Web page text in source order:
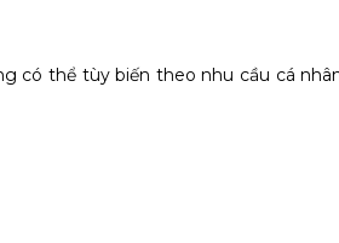
có thể tùy biến theo nhu cầu cá